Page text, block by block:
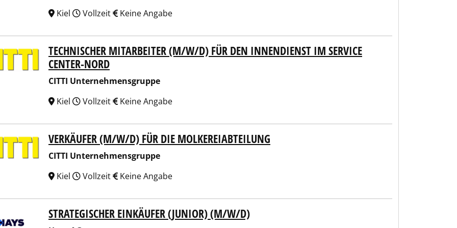
Kiel Vollzeit Keine Angabe
UnternehmensgruppeTECHNISCHER MITARBEITER (M/W/D) FÜR DEN INNENDIENST IM SERVICE
CENTER-NORD
CITTI Unternehmensgruppe
Kiel
Vollzeit Keine Angabe
UnternehmensgruppeVERKÄUFER (M/W/D) FÜR DIE MOLKEREIABTEILUNG
CITTI Unternehmensgruppe
Kiel
Vollzeit Keine Angabe
STRATEGISCHER EINKÄUFER (JUNIOR) (M/W/D)